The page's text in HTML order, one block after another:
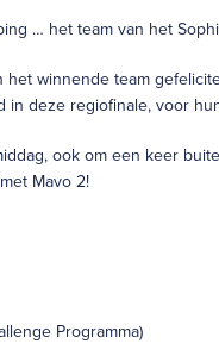
… het team van het
winnende team
in deze regiofinale, voor
ook om een keer
Mavo 2!
Programma)